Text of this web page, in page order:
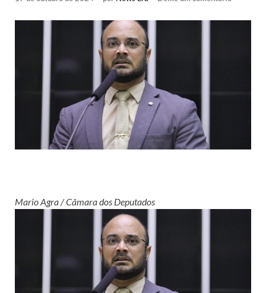
Mario Agra / Câmara dos Deputados